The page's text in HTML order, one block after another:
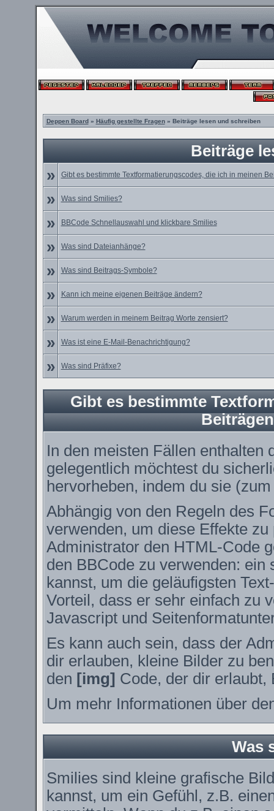
Deppen Board» Häufig gestellte Fragen» Beiträge lesen und schreiben
Beiträge
»
Gibt es bestimmte Textformatierungscodes, die ich in meinen
» Was sind Smilies?
» BBCode Schnellauswahl und klickbare Smilies
» Was sind Dateianhänge?
» Was sind Beitrags-Symbole?
» Kann ich meine eigenen Beiträge ändern?
» Warum werden in meinem Beitrag Worte zensiert?
» Was ist eine E-Mail-Benachrichtigung?
» Was sind Präfixe?
Gibt es bestimmte
In den meisten Fällen enthalten
gelegentlich möchtest du
hervorheben, indem du sie
Abhängig von den Regeln des
verwenden, um diese Effekte
Administrator den HTML-Code
den BBCode zu verwenden: ein
kannst, um die geläufigsten
Vorteil, dass er sehr einfach zu
Javascript und
Es kann auch sein, dass der
dir erlauben, kleine Bilder zu
den [img] Code, der dir erlaubt,
Um mehr Informationen über
Was
Smilies sind kleine grafische
kannst, um ein Gefühl, z.B.